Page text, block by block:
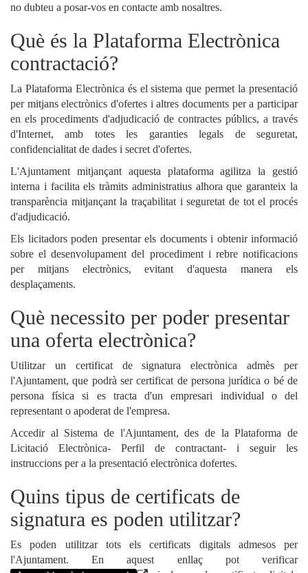
no dubteu a posar-vos en contacte amb nosaltres.
Què és la Plataforma Electrònica
contractació?
La Plataforma Electrònica és el sistema que permet la presentació
per mitjans electrònics d'ofertes i altres documents per a participar
en els procediments d'adjudicació de contractes públics, a través
d'Internet, amb totes les garanties legals de seguretat,
confidencialitat de dades i secret d'ofertes.
L'Ajuntament mitjançant aquesta plataforma agilitza la gestió
interna i facilita els tràmits administratius alhora que garanteix la
transparència mitjançant la traçabilitat i seguretat de tot el procés
d'adjudicació.
Els licitadors poden presentar els documents i obtenir informació
sobre el desenvolupament del procediment i rebre notificacions
per mitjans electrònics, evitant d'aquesta manera els
desplaçaments.
Què necessito per poder presentar
una oferta electrònica?
Utilitzar un certificat de signatura electrònica admès per
l'Ajuntament, que podrà ser certificat de persona jurídica o bé de
persona física si es tracta d'un empresari individual o del
representant o apoderat de l'empresa.
Accedir al Sistema de l'Ajuntament, des de la Plataforma de
Licitació Electrònica- Perfil de contractant- i seguir les
instruccions per a la presentació electrònica dofertes.
Quins tipus de certificats de
signatura es poden utilitzar?
Es poden utilitzar tots els certificats digitals admesos per
l'Ajuntament. En aquest enllaç pot verificar